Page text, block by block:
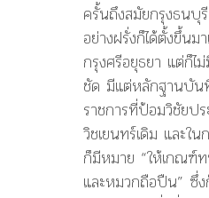
ครั้นถึงสมัยกรุงธน
อย่างฝรั่งก็ได้ตั้งขึ้นม
กรุงศรีอยุธยา แต่ก็
ชัด มีแต่หลักฐานบัน
ราชการที่ป้อมวิชัยป
วิชเยนทร์เดิม และใ
ก็มีหมาย “ให้เกณฑ์ท
และหมวกถือปืน” ซึ่